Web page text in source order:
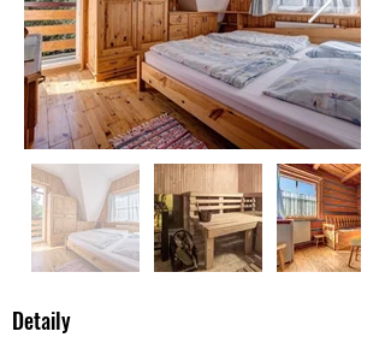
Detaily